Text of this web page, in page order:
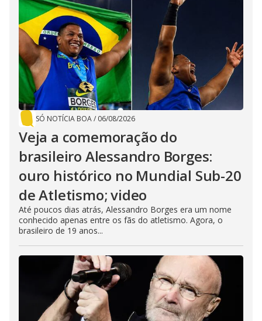
SÓ NOTÍCIA BOA/ 06/08/2026
Veja a comemoração do
brasileiro Alessandro Borges:
ouro histórico no Mundial Sub-20
de Atletismo; video
Até poucos dias atrás, Alessandro Borges era um nome
conhecido apenas entre os fãs do atletismo. Agora, o
brasileiro de 19 anos...